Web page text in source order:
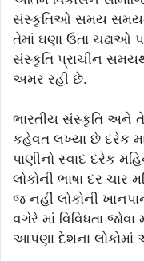
સંસ્કૃતિઓ સમય
તેમાં ઘણા ઉતા ચઢાઓ
સંસ્કૃતિ પ્રાચીન
અમર રહી છે.
ભારતીય સંસ્કૃતિ અને
કહેવત લખ્યા છે દરેક
પાણીનો સ્વાદ દરેક
લોકોની ભાષા દર ચાર
જ નહીં લોકોની
વગેરે માં વિવિધતા
આપણા દેશના લોકોમાં